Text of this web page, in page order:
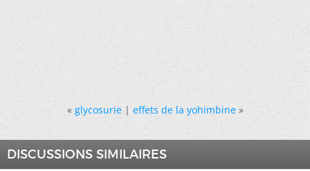
« glycosurie|effets de la yohimbine »
DISCUSSIONS SIMILAIRES